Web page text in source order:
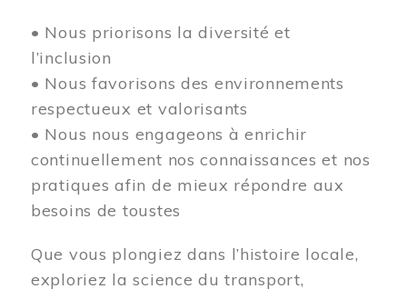
• Nous priorisons la diversité et
l’inclusion
• Nous favorisons des environnements
respectueux et valorisants
• Nous nous engageons à enrichir
continuellement nos connaissances et nos
pratiques afin de mieux répondre aux
besoins de toustes
Que vous plongiez dans l’histoire locale,
exploriez la science du transport,